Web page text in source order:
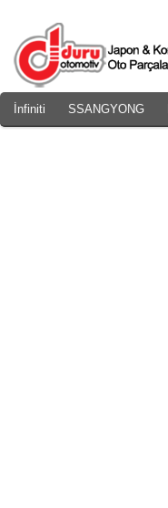
İnfiniti SSANGYONG